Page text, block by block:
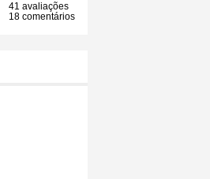
41 avaliações
18 comentários